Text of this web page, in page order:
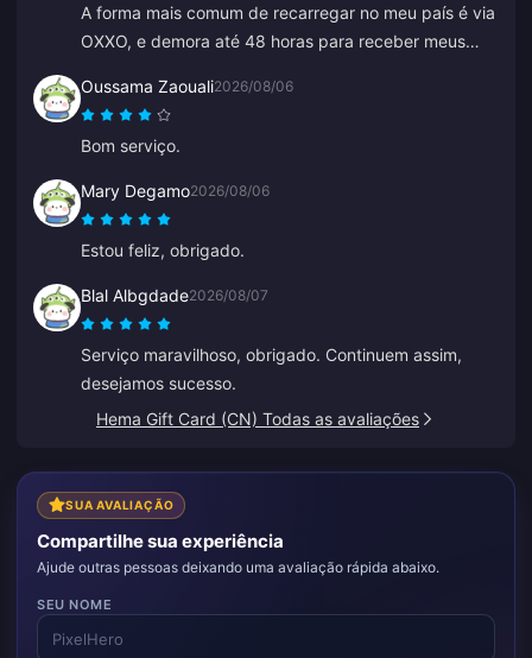
A forma mais comum de recarregar no meu país é via
OXXO, e demora até 48 horas para receber meus
Oussama Zaouali2026/08/06
Bom serviço.
Mary Degamo2026/08/06
Estou feliz, obrigado.
Blal Albgdade2026/08/07
Serviço maravilhoso, obrigado. Continuem assim,
desejamos sucesso.
Hema Gift Card (CN) Todas as avaliações
SUA AVALIAÇÃO
Compartilhe sua experiência
Ajude outras pessoas deixando uma avaliação rápida abaixo.
SEU NOME